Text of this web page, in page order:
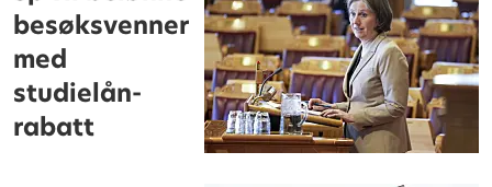
besøksvenner
med
studielån-
rabatt